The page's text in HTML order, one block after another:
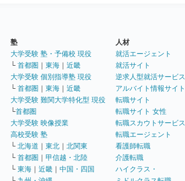
塾
大学受験 塾・予備校 現役
└ 首都圏 ｜ 東海 ｜ 近畿
大学受験 個別指導塾 現役
└ 首都圏 ｜ 東海 ｜ 近畿
大学受験 難関大学特化型 現役
└首都圏
大学受験 映像授業
高校受験 塾
└ 北海道 ｜ 東北 ｜ 北関東
└ 首都圏 ｜ 甲信越・北陸
└ 東海 ｜ 近畿 ｜ 中国・四国
人材
就活エージェント
就活サイト
逆求人型就活サービス
アルバイト情報サイト
転職サイト
転職サイト 女性
転職スカウトサービス
転職エージェント
看護師転職
介護転職
ハイクラス・